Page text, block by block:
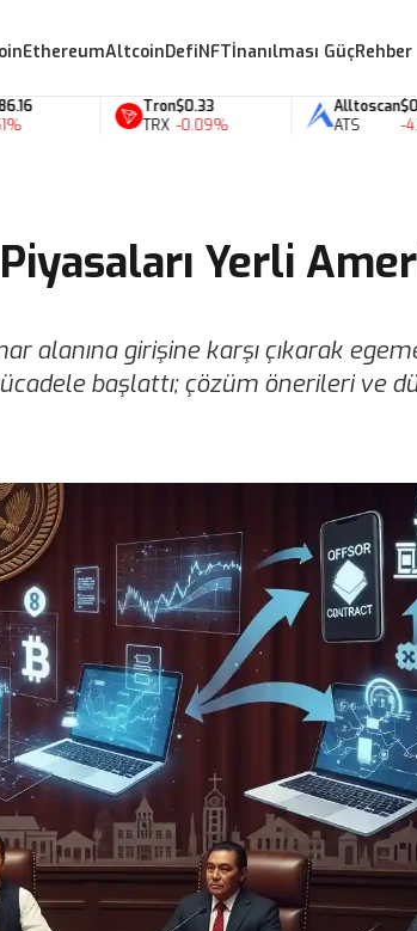
EthereumAltcoinDefiNFTİnanılması GüçRehber
Tron
TRX
$0.33
-0.09%
Alltoscan
ATS
$0.07
-4.70%
Yerli
alanına girişine karşı çıkarak
başlattı; çözüm önerileri ve